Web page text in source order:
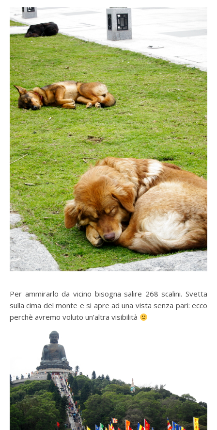
Per ammirarlo da vicino bisogna salire 268 scalini. Svetta
sulla cima del monte e si apre ad una vista senza pari: ecco
perchè avremo voluto un’altra visibilità